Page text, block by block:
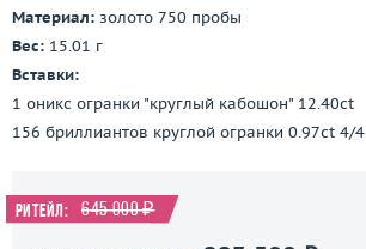
Материал: золото 750 пробы
Вес: 15.01 г
Вставки:
1 оникс огранки "круглый кабошон" 12.40ct
156 бриллиантов круглой огранки 0.97ct 4/4
Ритейл: 645 000 ₽